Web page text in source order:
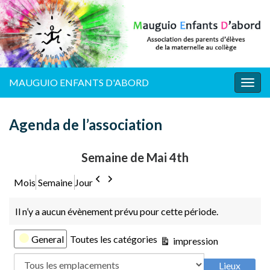
MAUGUIO ENFANTS D'ABORD
Agenda de l’association
Semaine de Mai 4th
Mois Semaine Jour Précédent
Suivant
Il n’y a aucun évènement prévu pour cette période.
Catégories
General Toutes les catégories Vue
impression